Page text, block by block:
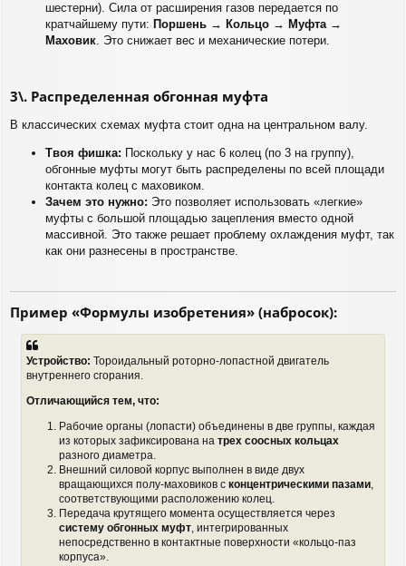
шестерни). Сила от расширения газов передается по
кратчайшему пути: Поршень → Кольцо → Муфта →
Маховик. Это снижает вес и механические потери.
3\. Распределенная обгонная муфта
В классических схемах муфта стоит одна на центральном валу.
Твоя фишка: Поскольку у нас 6 колец (по 3 на группу),
обгонные муфты могут быть распределены по всей площади
контакта колец с маховиком.
Зачем это нужно: Это позволяет использовать «легкие»
муфты с большой площадью зацепления вместо одной
массивной. Это также решает проблему охлаждения муфт, так
как они разнесены в пространстве.
Пример «Формулы изобретения» (набросок):
Устройство: Тороидальный роторно-лопастной двигатель
внутреннего сгорания.
Отличающийся тем, что:
Рабочие органы (лопасти) объединены в две группы, каждая
из которых зафиксирована на трех соосных кольцах
разного диаметра.
Внешний силовой корпус выполнен в виде двух
вращающихся полу-маховиков с концентрическими пазами
соответствующими расположению колец.
Передача крутящего момента осуществляется через
систему обгонных муфт , интегрированных
непосредственно в контактные поверхности «кольцо-паз
корпуса».